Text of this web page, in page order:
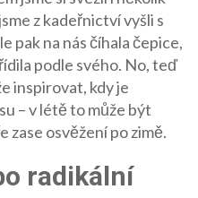
z kadeřnictví vyšli s
pak na nás číhala čepice,
podle svého. No, teď
inspirovat, kdy je
– v létě to může být
zase osvěžení po zimě.
radikální